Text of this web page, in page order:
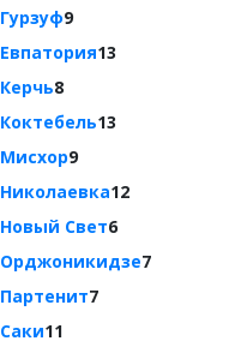
Гурзуф9
Евпатория13
Керчь8
Коктебель13
Мисхор9
Николаевка12
Новый Свет6
Орджоникидзе7
Партенит7
Саки11